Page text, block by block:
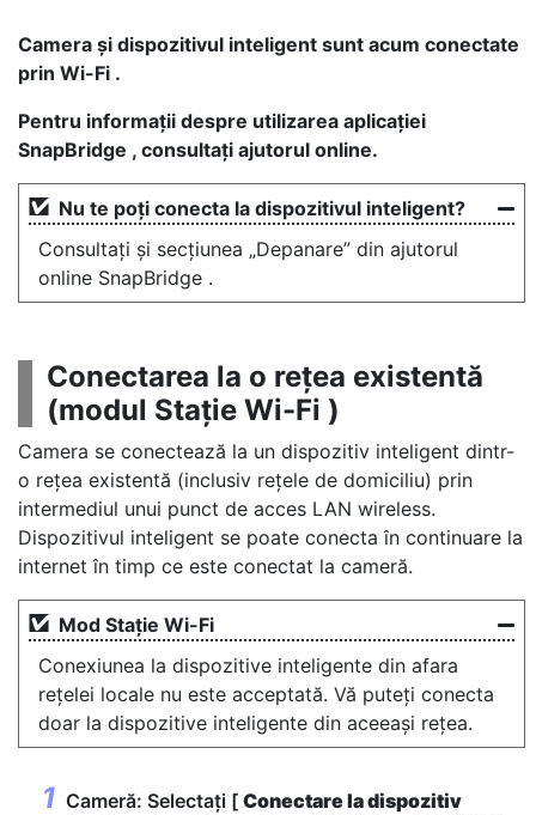
Camera și dispozitivul inteligent sunt acum conectate
prin Wi-Fi .
Pentru informații despre utilizarea aplicației
SnapBridge , consultați ajutorul online.
Nu te poți conecta la dispozitivul inteligent?
Consultați și secțiunea „Depanare” din ajutorul
online SnapBridge .
Conectarea la o rețea existentă
(modul Stație Wi-Fi )
Camera se conectează la un dispozitiv inteligent dintr-
o rețea existentă (inclusiv rețele de domiciliu) prin
intermediul unui punct de acces LAN wireless.
Dispozitivul inteligent se poate conecta în continuare la
internet în timp ce este conectat la cameră.
Mod Stație Wi-Fi
Conexiunea la dispozitive inteligente din afara
rețelei locale nu este acceptată. Vă puteți conecta
doar la dispozitive inteligente din aceeași rețea.
Cameră: Selectați [ Conectare la dispozitiv